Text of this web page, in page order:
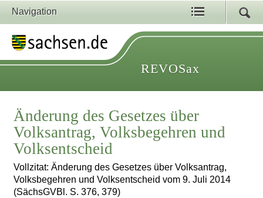
Navigation
REVOSax
Änderung des Gesetzes über
Volksantrag, Volksbegehren und
Volksentscheid
Vollzitat: Änderung des Gesetzes über Volksantrag,
Volksbegehren und Volksentscheid vom 9. Juli 2014
(SächsGVBl. S. 376, 379)